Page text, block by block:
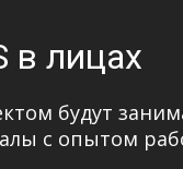
в лицах
будут
с опытом